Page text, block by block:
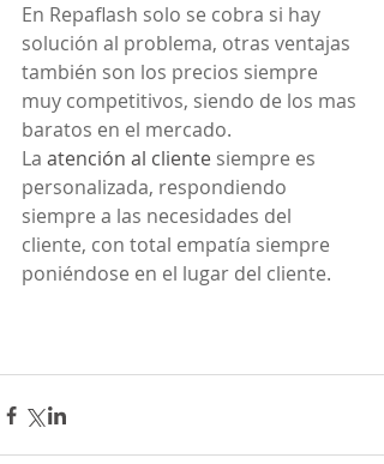
En Repaflash solo se cobra si hay
solución al problema, otras ventajas
también son los precios siempre
muy competitivos, siendo de los mas
baratos en el mercado.
La atención al cliente siempre es
personalizada, respondiendo
siempre a las necesidades del
cliente, con total empatía siempre
poniéndose en el lugar del cliente.